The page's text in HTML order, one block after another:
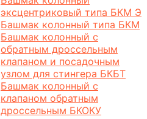
эксцентриковый типа БКМ Э
Башмак колонный типа БКМ
Башмак колонный с
обратным дроссельным
клапаном и посадочным
узлом для стингера БКБТ
Башмак колонный с
клапаном обратным
дроссельным БКОКУ